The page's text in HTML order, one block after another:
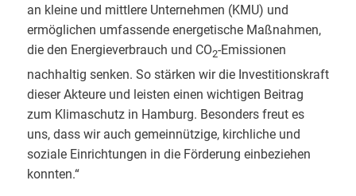
an kleine und mittlere Unternehmen (KMU) und
ermöglichen umfassende energetische Maßnahmen,
die den Energieverbrauch und CO2-Emissionen
nachhaltig senken. So stärken wir die Investitionskraft
dieser Akteure und leisten einen wichtigen Beitrag
zum Klimaschutz in Hamburg. Besonders freut es
uns, dass wir auch gemeinnützige, kirchliche und
soziale Einrichtungen in die Förderung einbeziehen
konnten.“